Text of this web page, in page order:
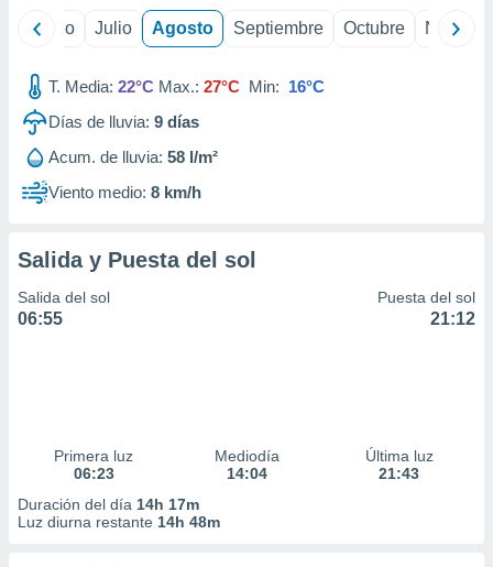
1199
Junio Julio Agosto Septiembre Octubre
T. Media: 22°C Max.: 27°C Min: 16°C
Días de lluvia: 9 días
Acum. de lluvia: 58 l/m²
Viento medio: 8 km/h
Salida y Puesta del sol
Salida del sol
06:55
Puesta del sol
21:12
Primera luz
06:23
Mediodía
14:04
Última luz
21:43
Duración del día 14h 17m
Luz diurna restante 14h 48m